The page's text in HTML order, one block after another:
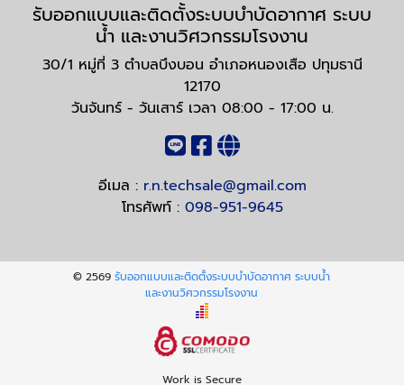
รับออกแบบและติดตั้งระบบบำบัดอากาศ ระบบ
น้ำ และงานวิศวกรรมโรงงาน
30/1 หมู่ที่ 3 ตำบลบึงบอน อำเภอหนองเสือ ปทุมธานี
12170
วันจันทร์ - วันเสาร์ เวลา 08:00 - 17:00 น.
อีเมล : r.n.techsale@gmail.com
โทรศัพท์ : 098-951-9645
© 2569รับออกแบบและติดตั้งระบบบำบัดอากาศ ระบบน้ำ
และงานวิศวกรรมโรงงาน
Work is Secure